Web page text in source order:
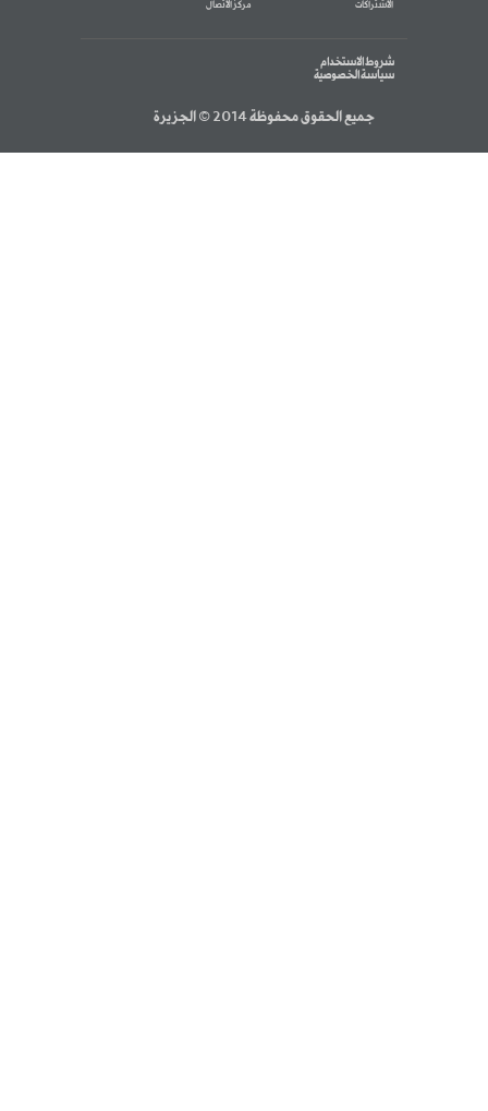
الاشتراكات مركز الاتصال
شروط الاستخدام
سياسة الخصوصية
جميع الحقوق محفوظة 2014 © الجزيرة